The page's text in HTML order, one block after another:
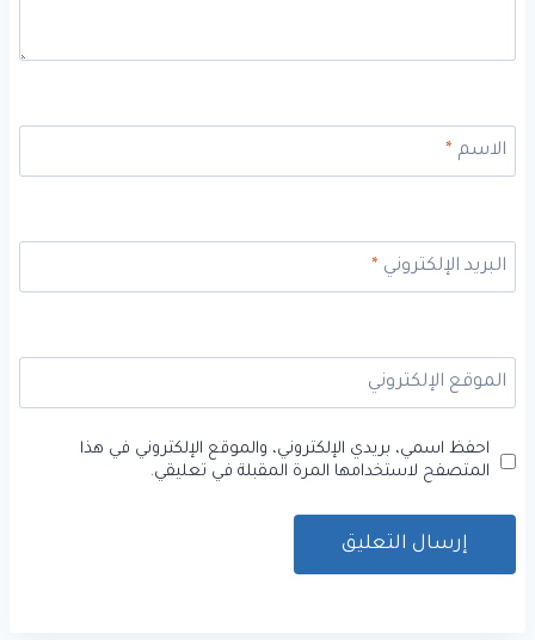
الاسم*
البريد الإلكتروني*
الموقع الإلكتروني
احفظ اسمي، بريدي الإلكتروني، والموقع الإلكتروني في هذا
المتصفح لاستخدامها المرة المقبلة في تعليقي.